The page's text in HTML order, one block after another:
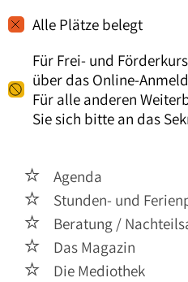
Alle Plätze belegt
Für Frei- und
über das Online-
Für alle anderen
Sie sich bitte an das
 Agenda
 Stunden- und
 Beratung /
 Das Magazin
 Die Mediothek